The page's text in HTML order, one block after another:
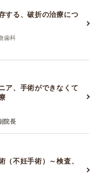
する、破折の治療につ
歯科
ア、手術ができなくて
院長
（不妊手術）～検査、